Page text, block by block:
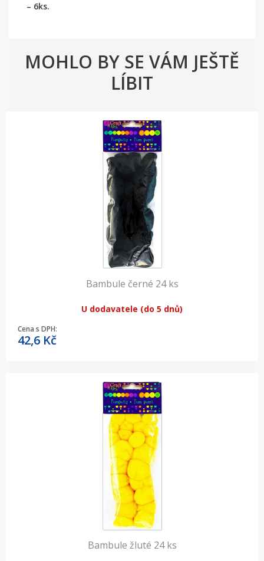
– 6ks.
MOHLO BY SE VÁM JEŠTĚ
LÍBIT
Bambule černé 24 ks
U dodavatele (do 5 dnů)
Cena s DPH:
42,6 Kč
Bambule žluté 24 ks